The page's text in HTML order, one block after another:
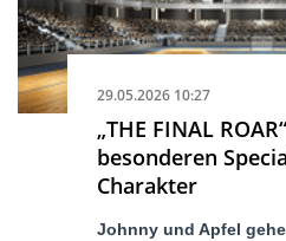
29.05.2026 10:27
„THE FINAL
besonderen
Charakter
Johnny und Apfel